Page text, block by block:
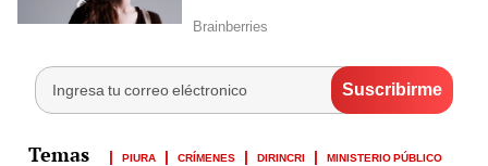
PIURA CRÍMENES DIRINCRI MINISTERIO PÚBLICO